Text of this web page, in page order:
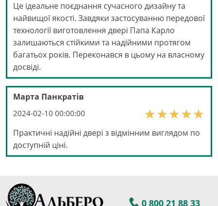
Це ідеальне поєднання сучасного дизайну та
найвищої якості. Завдяки застосуванню передової
технології виготовлення двері Папа Карло
залишаються стійкими та надійними протягом
багатьох років. Переконався в цьому на власному
досвіді.
Марта Панкратів
2024-02-10 00:00:00
Практичні надійні двері з відмінним виглядом по
доступній ціні.
0 800 21 88 33